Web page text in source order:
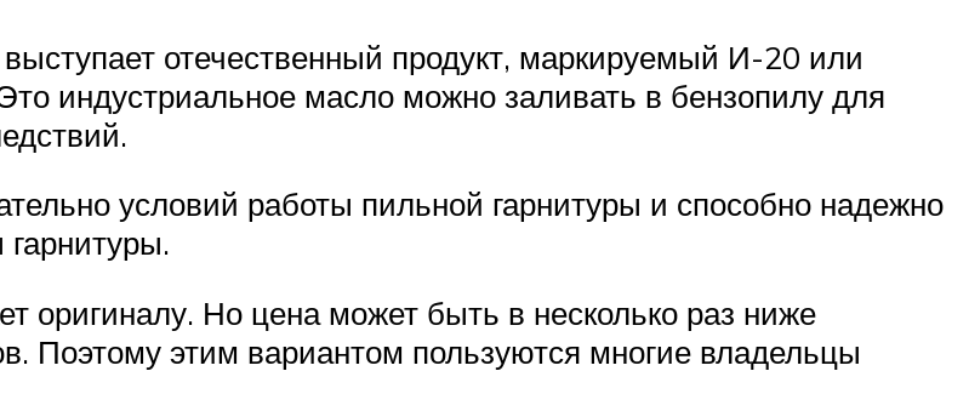
отечественный продукт, маркируемый И-20 или
индустриальное масло можно заливать в бензопилу для
условий работы пильной гарнитуры и способно надежно
оригиналу. Но цена может быть в несколько раз ниже
Поэтому этим вариантом пользуются многие владельцы